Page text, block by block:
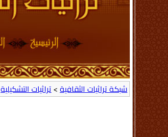
شبكة تراثيات الثقافية>تراثيات التشكيلية